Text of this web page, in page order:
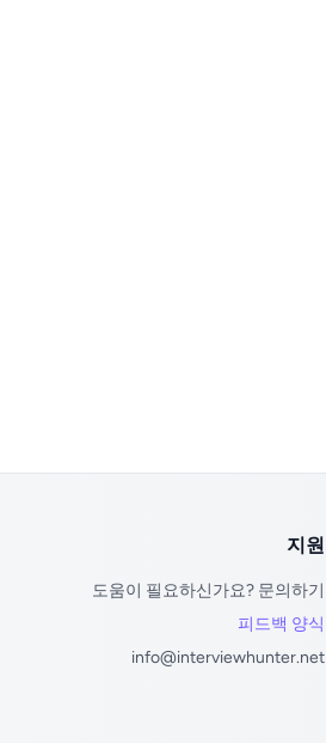
지원
도움이 필요하신가요? 문의하기
피드백 양식
info@interviewhunter.net